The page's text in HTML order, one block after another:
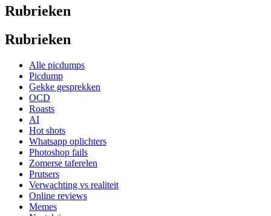
Rubrieken
Rubrieken
Alle picdumps
Picdump
Gekke gesprekken
OCD
Roasts
AI
Hot shots
Whatsapp oplichters
Photoshop fails
Zomerse taferelen
Prutsers
Verwachting vs realiteit
Online reviews
Memes